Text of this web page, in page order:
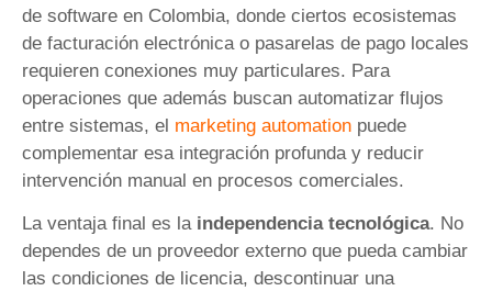
de software en Colombia, donde ciertos ecosistemas
de facturación electrónica o pasarelas de pago locales
requieren conexiones muy particulares. Para
operaciones que además buscan automatizar flujos
entre sistemas, el marketing automation puede
complementar esa integración profunda y reducir
intervención manual en procesos comerciales.
La ventaja final es la independencia tecnológica. No
dependes de un proveedor externo que pueda cambiar
las condiciones de licencia, descontinuar una